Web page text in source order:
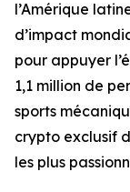
l’Amérique
d’impact
pour appuyer
1,1 million de
sports
crypto exclusif
les plus